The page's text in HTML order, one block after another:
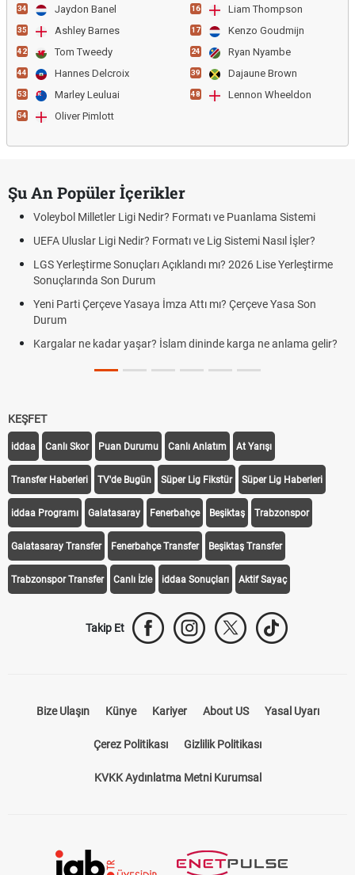
34 Jaydon Banel
35 Ashley Barnes
42 Tom Tweedy
44 Hannes Delcroix
53 Marley Leuluai
54 Oliver Pimlott
16 Liam Thompson
17 Kenzo Goudmijn
24 Ryan Nyambe
39 Dajaune Brown
48 Lennon Wheeldon
Şu An Popüler İçerikler
Voleybol Milletler Ligi Nedir? Formatı ve Puanlama Sistemi
UEFA Uluslar Ligi Nedir? Formatı ve Lig Sistemi Nasıl İşler?
LGS Yerleştirme Sonuçları Açıklandı mı? 2026 Lise Yerleştirme
Sonuçlarında Son Durum
Yeni Parti Çerçeve Yasaya İmza Attı mı? Çerçeve Yasa Son
Durum
Kargalar ne kadar yaşar? İslam dininde karga ne anlama gelir?
KEŞFET
iddaa Canlı Skor Puan Durumu Canlı Anlatım At Yarışı
Transfer Haberleri TV'de Bugün Süper Lig Fikstür Süper Lig Haberleri
iddaa Programı Galatasaray Fenerbahçe Beşiktaş Trabzonspor
Galatasaray Transfer Fenerbahçe Transfer Beşiktaş Transfer
Trabzonspor Transfer Canlı İzle iddaa Sonuçları Aktif Sayaç
Takip Et
Bize Ulaşın Künye Kariyer About US Yasal Uyarı
Çerez Politikası Gizlilik Politikası
KVKK Aydınlatma Metni Kurumsal